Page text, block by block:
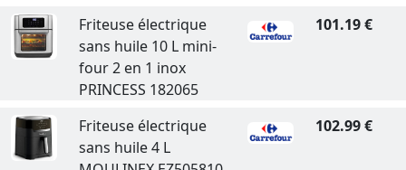
Friteuse électrique
sans huile 10 L mini-
four 2 en 1 inox
PRINCESS 182065
101.19 €
Friteuse électrique
sans huile 4 L
102.99 €